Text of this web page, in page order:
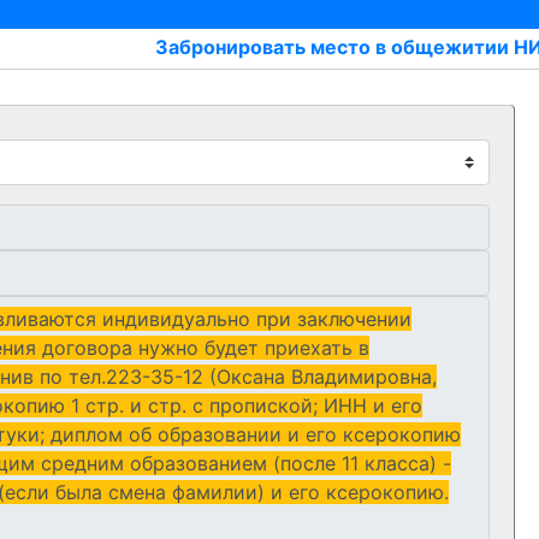
Забронировать место в общежитии
индивидуально при заключении
договора нужно будет приехать в
по тел.223-35-12 (Оксана Владимировна,
1 стр. и стр. с пропиской; ИНН и его
диплом об образовании и его ксерокопию
средним образованием (после 11 класса) -
была смена фамилии) и его ксерокопию.